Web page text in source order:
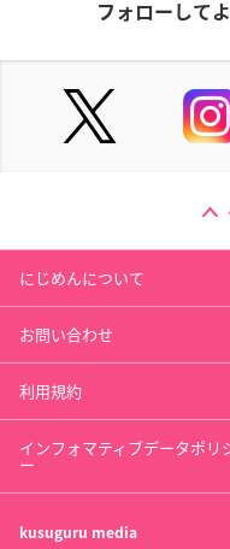
フォローして
にじめんについて
お問い合わせ
利用規約
インフォマティブデータポリ
ー
kusuguru media